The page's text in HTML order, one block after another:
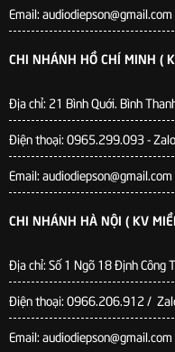
Email: audiodiepson@gmail.com
CHI NHÁNH HỒ CHÍ MINH (
Địa chỉ: 21 Bình Quới. Bình
Điện thoại: 0965.299.093 -
Email: audiodiepson@gmail.com
CHI NHÁNH HÀ NỘI ( KV
Địa chỉ: Số 1 Ngõ 18 Định Công
Điện thoại: 0966.206.912 /
Email: audiodiepson@gmail.com